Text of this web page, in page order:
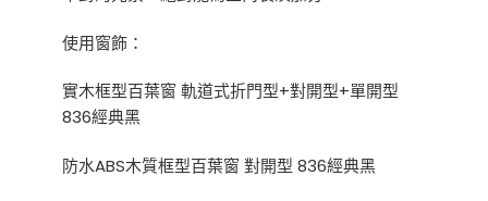
使用窗飾：
實木框型百葉窗 軌道式折門型+對開型+單開型
836經典黑
防水ABS木質框型百葉窗 對開型 836經典黑